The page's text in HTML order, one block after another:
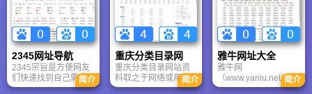
内容和网站入口
记太多复杂的网址；
同时也提供了搜索引
擎入口，可搜索各种
资料及网站。
2345网址导航
2345宗旨是方便网友
们快速找到自己需要
的网站入口，而不用
简介
重庆分类目录网
重庆分类目录网站资
料取之于网络或用户
注册自添加，没有经
简介
雅牛网址大全
雅牛网
（www.yaniu.net）建
站于2014年，在日新
简介